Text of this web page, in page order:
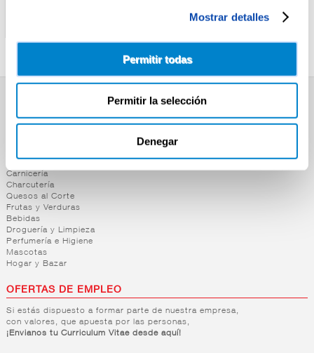
Mostrar detalles
Permitir todas
Permitir la selección
Denegar
ALIMENTO GATO FELIX
FESTIN CARNES 4X85G
Carnicería
Charcutería
Quesos al Corte
Frutas y Verduras
Bebidas
Droguería y Limpieza
Perfumería e Higiene
Mascotas
Hogar y Bazar
OFERTAS DE EMPLEO
Si estás dispuesto a formar parte de nuestra empresa,
con valores, que apuesta por las personas,
¡Envianos tu Curriculum Vitae desde aquí!